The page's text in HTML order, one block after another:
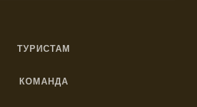
ТУРИСТАМ
КОМАНДА